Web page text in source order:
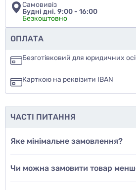
Чи рекомендуєте ви цей товар
так
ще не знаю
Додати відгук
Самовивіз
Будні дні, 9:00 - 16:00
Безкоштовно
ОПЛАТА
Безготівковий для юридичних
Карткою на реквізити IBAN
ЧАСТІ ПИТАННЯ
Яке мінімальне замовлення?
Чи можна замовити товар